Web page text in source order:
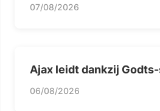
07/08/2026
Ajax leidt dankzij
06/08/2026